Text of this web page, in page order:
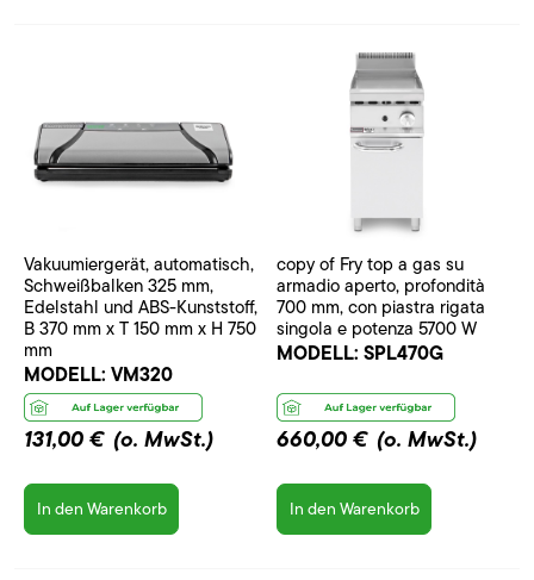
Vakuumiergerät, automatisch,
Schweißbalken 325 mm,
Edelstahl und ABS-Kunststoff,
B 370 mm x T 150 mm x H 750
mm
MODELL: VM320
131,00 € (o. MwSt.)
In den Warenkorb
copy of Fry top a gas su
armadio aperto, profondità
700 mm, con piastra rigata
singola e potenza 5700 W
MODELL: SPL470G
660,00 € (o. MwSt.)
In den Warenkorb